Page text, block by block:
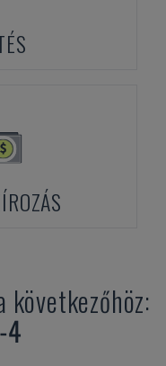
következőhöz:
4